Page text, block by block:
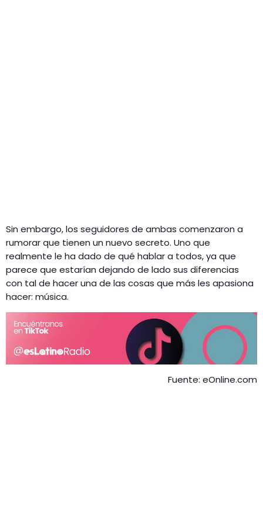
Sin embargo, los seguidores de ambas comenzaron a
rumorar que tienen un nuevo secreto. Uno que
realmente le ha dado de qué hablar a todos, ya que
parece que estarían dejando de lado sus diferencias
con tal de hacer una de las cosas que más les apasiona
hacer: música.
Fuente: eOnline.com